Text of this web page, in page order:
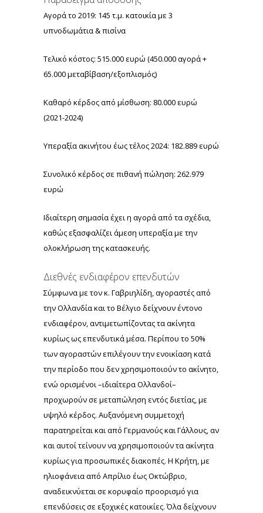
Αγορά το 2019: 145 τ.μ. κατοικία με 3
υπνοδωμάτια & πισίνα
Τελικό κόστος: 515.000 ευρώ (450.000 αγορά +
65.000 μεταβίβαση/εξοπλισμός)
Καθαρό κέρδος από μίσθωση: 80.000 ευρώ
(2021-2024)
Υπεραξία ακινήτου έως τέλος 2024: 182.889 ευρώ
Συνολικό κέρδος σε πιθανή πώληση: 262.979
ευρώ
Ιδιαίτερη σημασία έχει η αγορά από τα σχέδια,
καθώς εξασφαλίζει άμεση υπεραξία με την
ολοκλήρωση της κατασκευής.
Διεθνές ενδιαφέρον επενδυτών
Σύμφωνα με τον κ. Γαβριηλίδη, αγοραστές από
την Ολλανδία και το Βέλγιο δείχνουν έντονο
ενδιαφέρον, αντιμετωπίζοντας τα ακίνητα
κυρίως ως επενδυτικά μέσα. Περίπου το 50%
των αγοραστών επιλέγουν την ενοικίαση κατά
την περίοδο που δεν χρησιμοποιούν το ακίνητο,
ενώ ορισμένοι –ιδιαίτερα Ολλανδοί–
προχωρούν σε μεταπώληση εντός διετίας, με
υψηλό κέρδος. Αυξανόμενη συμμετοχή
παρατηρείται και από Γερμανούς και Γάλλους, αν
και αυτοί τείνουν να χρησιμοποιούν τα ακίνητα
κυρίως για προσωπικές διακοπές. Η Κρήτη, με
ηλιοφάνεια από Απρίλιο έως Οκτώβριο,
αναδεικνύεται σε κορυφαίο προορισμό για
επενδύσεις σε εξοχικές κατοικίες. Όλα δείχνουν